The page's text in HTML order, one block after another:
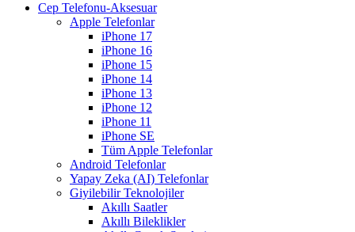
Cep Telefonu-Aksesuar
Apple Telefonlar
iPhone 17
iPhone 16
iPhone 15
iPhone 14
iPhone 13
iPhone 12
iPhone 11
iPhone SE
Tüm Apple Telefonlar
Android Telefonlar
Yapay Zeka (AI) Telefonlar
Giyilebilir Teknolojiler
Akıllı Saatler
Akıllı Bileklikler